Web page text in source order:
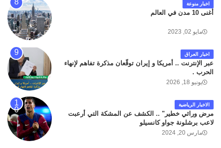
اخبار منوعة
أغنى 10 مدن في العالم
مايو 02, 2023
اخبار العراق
عبر الإنترنت .. أمريكا و إيران توقّعان مذكرة تفاهم لإنهاء
الحرب .
يونيو 18, 2026
الاخبار الرياضية
مرض وراثي خطير" .. الكشف عن المشكة التي أرعبت
لاعب برشلونة جواو كانسيلو
مارس 20, 2024